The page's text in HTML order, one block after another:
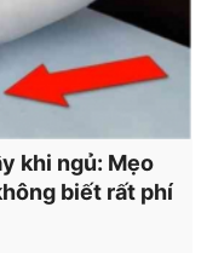
khi ngủ: Mẹo
biết rất phí